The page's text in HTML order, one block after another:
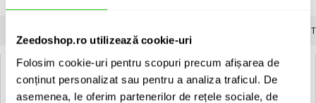
Zeedoshop.ro utilizează cookie-uri
Folosim cookie-uri pentru scopuri precum afișarea de
conținut personalizat sau pentru a analiza traficul. De
asemenea, le oferim partenerilor de rețele sociale, de
COMENTARII
Alesis VI61:
Alesis VI61este uncontroller MIDIce iti permite sa iei comanda